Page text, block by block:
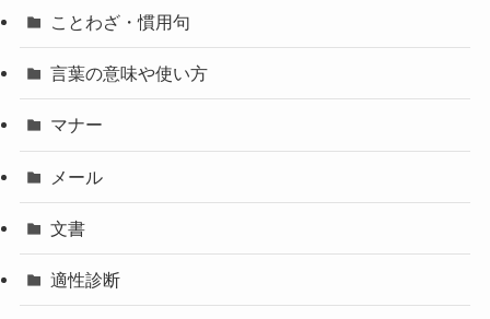
ことわざ・慣用句
言葉の意味や使い方
マナー
メール
文書
適性診断